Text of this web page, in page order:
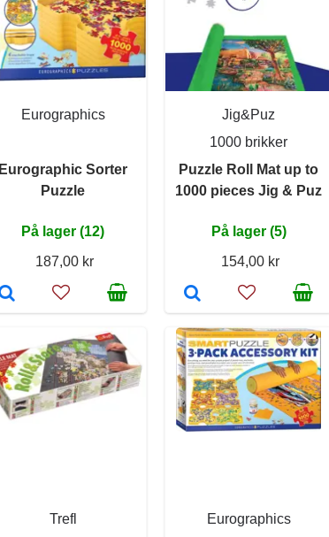
Eurographics
Eurographic Sorter
Puzzle
På lager (12)
187,00 kr
Jig&Puz
1000 brikker
Puzzle Roll Mat up to
1000 pieces Jig & Puz
På lager (5)
154,00 kr
Trefl
Eurographics